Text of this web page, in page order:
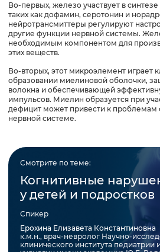
Во-первых, железо участвует в
таких как дофамин, серотонин и
нейротрансмиттеры регулируют
другие функции нервной системы.
необходимым компонентом для
этих веществ.
Во-вторых, этот микроэлемент играет
образовании миелиновой оболочки,
волокна и обеспечивающей
импульсов. Миелин образуется при
дефицит может привести к проблемам
нервной системе.
Смотрите по теме:
Когнитивные
у детей и подростков
Спикер
Ерохина Елизавета Константиновна
к.м.н., врач-невролог Научно-
клинического института педиатрии